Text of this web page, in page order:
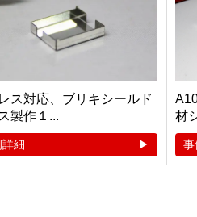
ス対応、ブリキシールド
製作１...
細
材
事